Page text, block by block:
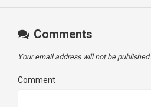
Comments
Your email address will not be published.
Comment